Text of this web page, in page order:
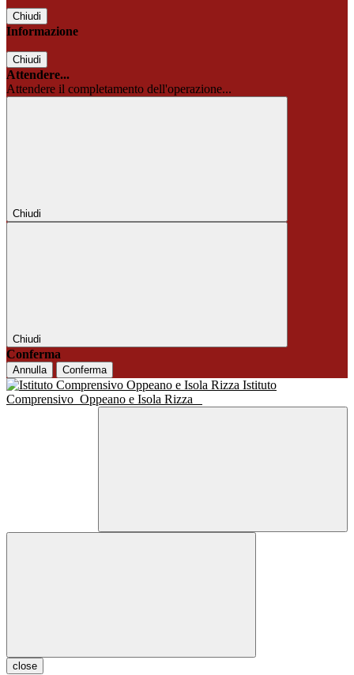
Chiudi
Informazione
Chiudi
Attendere...
Attendere il completamento dell'operazione...
Chiudi
Chiudi
Conferma
Annulla Conferma
Istituto
Comprensivo Oppeano e Isola Rizza
close